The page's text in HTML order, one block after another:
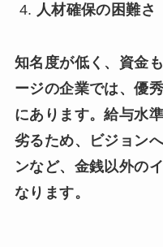
人材確保の困難さ
知名度が低く、資金
ージの企業では、優
にあります。給与水
劣るため、ビジョン
ンなど、金銭以外の
なります。